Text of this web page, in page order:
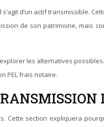
de son patrimoine, mais
les alternatives
PEL frais notaire.
Cette section expliquera